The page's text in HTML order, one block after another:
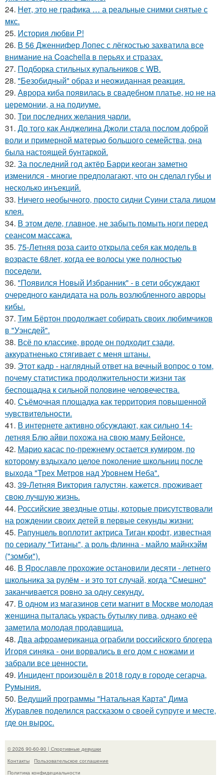
24. Нет, это не графика … а реальные снимки снятые с
мкс.
25. История любви P!
26. В 56 Дженнифер Лопес с лёгкостью захватила все
внимание на Coachella в перьях и стразах.
27. Подборка стильных купальников с WB.
28. "Безобидный" образ и неожиданная реакция.
29. Аврора киба появилась в свадебном платье, но не на
церемонии, а на подиуме.
30. Три последних желания чарли.
31. До того как Анджелина Джоли стала послом доброй
воли и примерной матерью большого семейства, она
была настоящей бунтаркой.
32. За последний год актёр Барри кеоган заметно
изменился - многие предполагают, что он сделал губы и
несколько инъекций.
33. Ничего необычного, просто сидни Суини стала лицом
клея.
34. В этом деле, главное, не забыть помыть ноги перед
сеансом массажа.
35. 75-Летняя роза саито открыла себя как модель в
возрасте 68лет, когда ее волосы уже полностью
поседели.
36. "Появился Новый Избранник" - в сети обсуждают
очередного кандидата на роль возлюбленного авроры
кибы.
37. Тим Бёртон продолжает собирать своих любимчиков
в "Уэнсдей".
38. Всё по классике, вроде он подходит сзади,
аккуратненько стягивает с меня штаны.
39. Этот кадр - наглядный ответ на вечный вопрос о том,
почему статистика продолжительности жизни так
беспощадна к сильной половине человечества.
40. Съёмочная площадка как территория повышенной
чувствительности.
41. В интернете активно обсуждают, как сильно 14-
летняя Блю айви похожа на свою маму Бейонсе.
42. Марио касас по-прежнему остается кумиром, по
которому вздыхало целое поколение школьниц после
выхода "Трех Метров над Уровнем Неба".
43. 39-Летняя Виктория галустян, кажется, проживает
свою лучшую жизнь.
44. Российские звездные отцы, которые присутствовали
на рождении своих детей в первые секунды жизни:
45. Рапунцель воплотит актриса Тиган крофт, известная
по сериалу "Титаны", а роль флинна - майло майнхэйм
("зомби").
46. В Ярославле прохожие остановили десяти - летнего
школьника за рулём - и это тот случай, когда "Смешно"
заканчивается ровно за одну секунду.
47. В одном из магазинов сети магнит в Москве молодая
женщина пыталась украсть бутылку пива, однако её
заметила молодая продавщица.
48. Два афроамериканца ограбили российского блогера
Игоря синяка - они ворвались в его дом с ножами и
забрали все ценности.
49. Инцидент произошёл в 2018 году в городе сегарча,
Румыния.
50. Ведущий программы "Натальная Карта" Дима
Журавлев поделился рассказом о своей супруге и месте,
где он вырос.
© 2026 90-60-90 | Спортивные девушки
Контакты
Пользовательское соглашение
Политика конфидециальности